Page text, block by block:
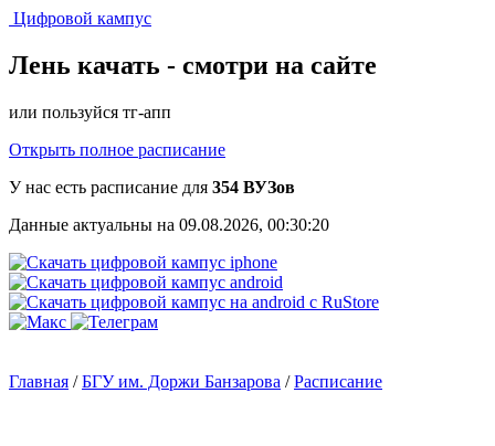
Цифровой кампус
Лень качать - смотри на сайте
или пользуйся тг-апп
Открыть полное расписание
У нас есть расписание для 354 ВУЗов
Данные актуальны на 09.08.2026, 00:30:20
Главная /БГУ им. Доржи Банзарова /Расписание